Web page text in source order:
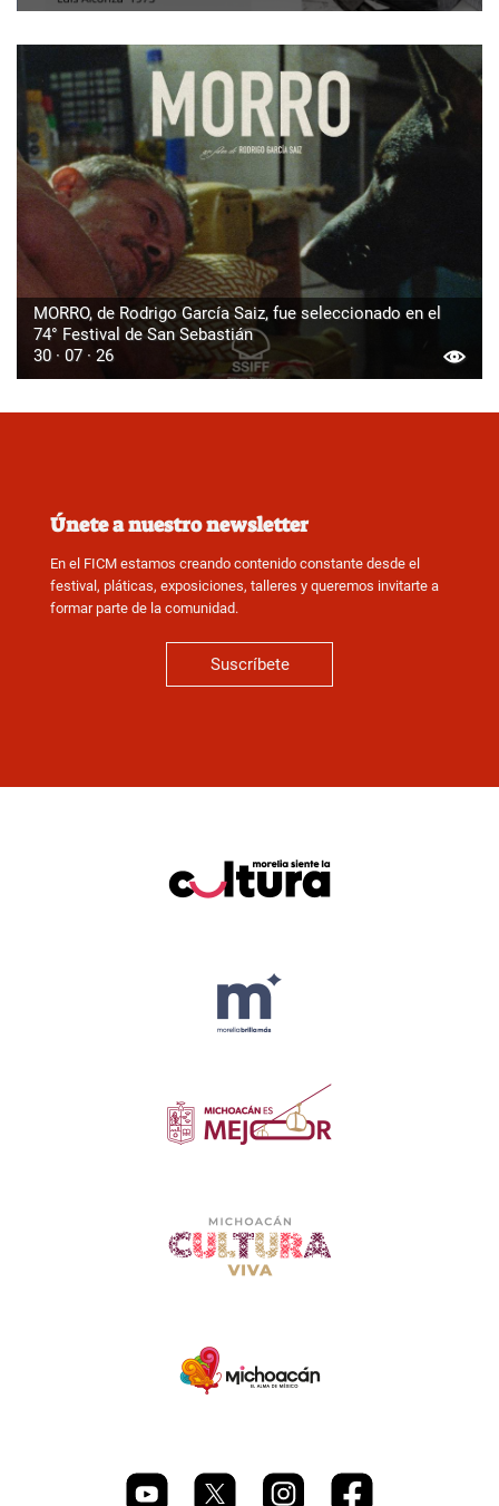
MORRO, de Rodrigo García Saiz, fue seleccionado en el
74° Festival de San Sebastián
30 · 07 · 26
Únete a nuestro newsletter
En el FICM estamos creando contenido constante desde el
festival, pláticas, exposiciones, talleres y queremos invitarte a
formar parte de la comunidad.
Suscríbete